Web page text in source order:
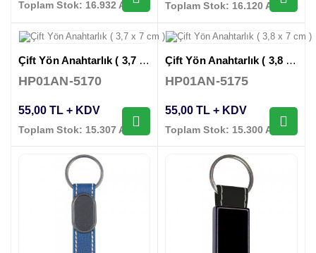
Toplam Stok: 16.932 Adet Toplam Stok: 16.120 Adet
Çift Yön Anahtarlık ( 3,7 x 7 cm )
HP01AN-5170
55,00 TL + KDV
Toplam Stok: 15.307 Adet
Çift Yön Anahtarlık ( 3,8 x 7 cm )
HP01AN-5175
55,00 TL + KDV
Toplam Stok: 15.300 Adet